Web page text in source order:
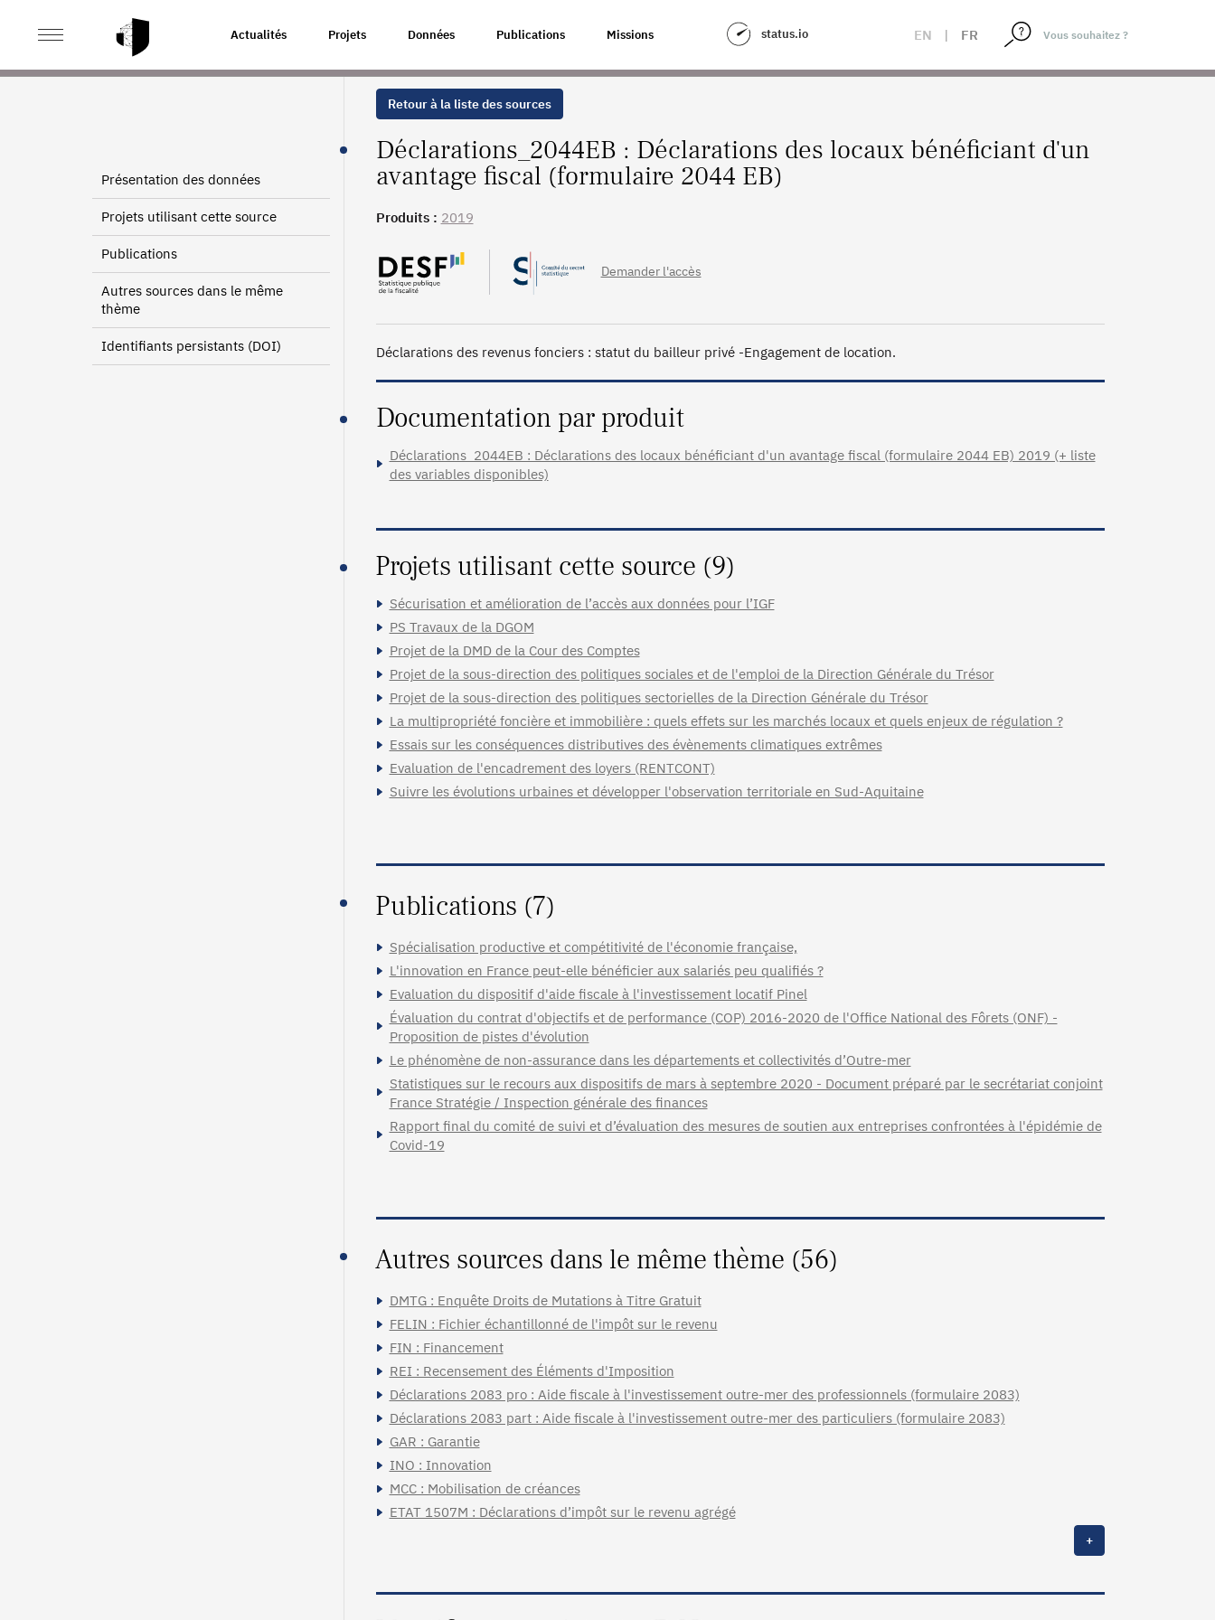
Actualités Projets Données Publications Missions status.io EN | FR
ACCUEIL DÉCLARATIONS DES LOCAUX BÉNÉFICIANT D’UN AVANTAGE FISCAL (FORMULAIRE 2044 EB)
Présentation des données
Projets utilisant cette source
Publications
Autres sources dans le même
thème
Identifiants persistants (DOI)
Retour à la liste des sources
Déclarations_2044EB : Déclarations des locaux bénéficiant d'un
avantage fiscal (formulaire 2044 EB)
Produits : 2019
Demander l'accès
Déclarations des revenus fonciers : statut du bailleur privé -Engagement de location.
Documentation par produit
Déclarations_2044EB : Déclarations des locaux bénéficiant d'un avantage fiscal (formulaire 2044 EB) 2019 (+ liste
des variables disponibles)
Projets utilisant cette source (9)
Sécurisation et amélioration de l’accès aux données pour l’IGF
PS Travaux de la DGOM
Projet de la DMD de la Cour des Comptes
Projet de la sous-direction des politiques sociales et de l'emploi de la Direction Générale du Trésor
Projet de la sous-direction des politiques sectorielles de la Direction Générale du Trésor
La multipropriété foncière et immobilière : quels effets sur les marchés locaux et quels enjeux de régulation ?
Essais sur les conséquences distributives des évènements climatiques extrêmes
Evaluation de l'encadrement des loyers (RENTCONT)
Suivre les évolutions urbaines et développer l'observation territoriale en Sud-Aquitaine
Publications (7)
Spécialisation productive et compétitivité de l'économie française,
L'innovation en France peut-elle bénéficier aux salariés peu qualifiés ?
Evaluation du dispositif d'aide fiscale à l'investissement locatif Pinel
Évaluation du contrat d'objectifs et de performance (COP) 2016-2020 de l'Office National des Fôrets (ONF) -
Proposition de pistes d'évolution
Le phénomène de non-assurance dans les départements et collectivités d’Outre-mer
Statistiques sur le recours aux dispositifs de mars à septembre 2020 - Document préparé par le secrétariat conjoint
France Stratégie / Inspection générale des finances
Rapport final du comité de suivi et d’évaluation des mesures de soutien aux entreprises confrontées à l'épidémie de
Covid-19
Autres sources dans le même thème (56)
DMTG : Enquête Droits de Mutations à Titre Gratuit
FELIN : Fichier échantillonné de l'impôt sur le revenu
FIN : Financement
REI : Recensement des Éléments d'Imposition
Déclarations 2083 pro : Aide fiscale à l'investissement outre-mer des professionnels (formulaire 2083)
Déclarations 2083 part : Aide fiscale à l'investissement outre-mer des particuliers (formulaire 2083)
GAR : Garantie
INO : Innovation
MCC : Mobilisation de créances
ETAT 1507M : Déclarations d’impôt sur le revenu agrégé
+